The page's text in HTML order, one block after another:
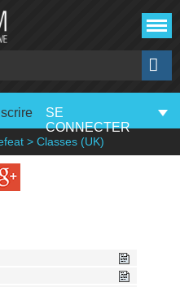
SE
CONNECTER
> Classes (UK)